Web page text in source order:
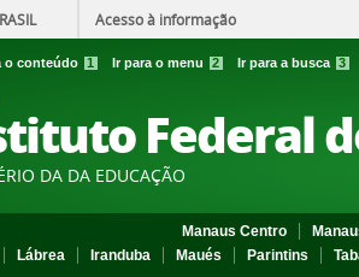
Acesso à informação
o conteúdo 1 Ir para o menu 2 Ir para a busca 3
Federal
DA DA EDUCAÇÃO
Manaus Centro
Lábrea Iranduba Maués Parintins